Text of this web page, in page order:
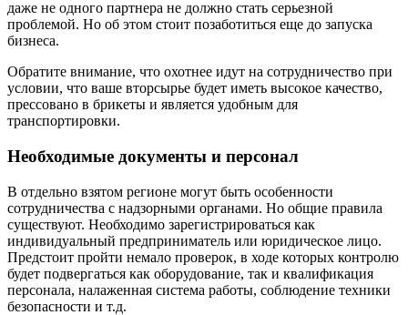
даже не одного партнера не должно стать серьезной
проблемой. Но об этом стоит позаботиться еще до запуска
бизнеса.
Обратите внимание, что охотнее идут на сотрудничество при
условии, что ваше вторсырье будет иметь высокое качество,
прессовано в брикеты и является удобным для
транспортировки.
Необходимые документы и персонал
В отдельно взятом регионе могут быть особенности
сотрудничества с надзорными органами. Но общие правила
существуют. Необходимо зарегистрироваться как
индивидуальный предприниматель или юридическое лицо.
Предстоит пройти немало проверок, в ходе которых контролю
будет подвергаться как оборудование, так и квалификация
персонала, налаженная система работы, соблюдение техники
безопасности и т.д.